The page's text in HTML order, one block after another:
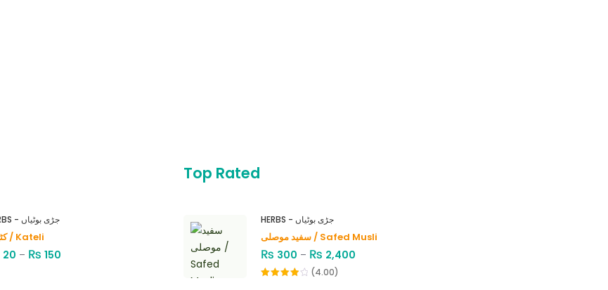
HERBS - جڑی بوٹیاں
کٹیلی / Kateli
20 – ₨ 150
Top Rated
HERBS - جڑی بوٹیاں
سفید موصلی / Safed Musli
₨ 300 – ₨ 2,400
(4.00)